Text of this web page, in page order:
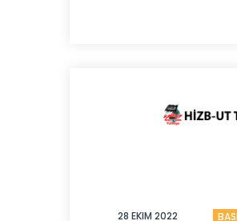
28 EKIM 2022